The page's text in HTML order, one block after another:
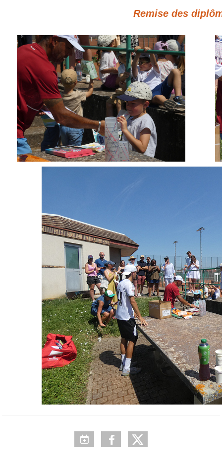
Remise des